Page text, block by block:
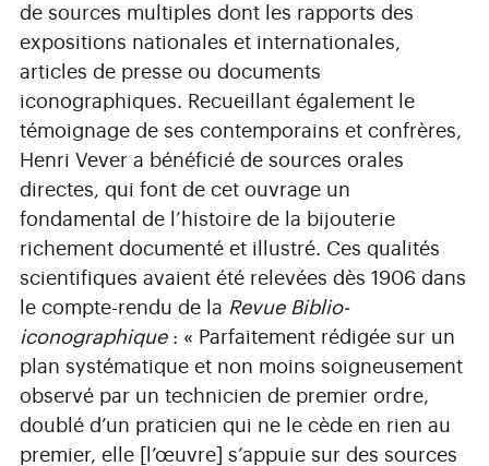
de sources multiples dont les rapports des
expositions nationales et internationales,
articles de presse ou documents
iconographiques. Recueillant également le
témoignage de ses contemporains et confrères,
Henri Vever a bénéficié de sources orales
directes, qui font de cet ouvrage un
fondamental de l’histoire de la bijouterie
richement documenté et illustré. Ces qualités
scientifiques avaient été relevées dès 1906 dans
le compte-rendu de la Revue Biblio-
iconographique: « Parfaitement rédigée sur un
plan systématique et non moins soigneusement
observé par un technicien de premier ordre,
doublé d’un praticien qui ne le cède en rien au
premier, elle [l’œuvre] s’appuie sur des sources